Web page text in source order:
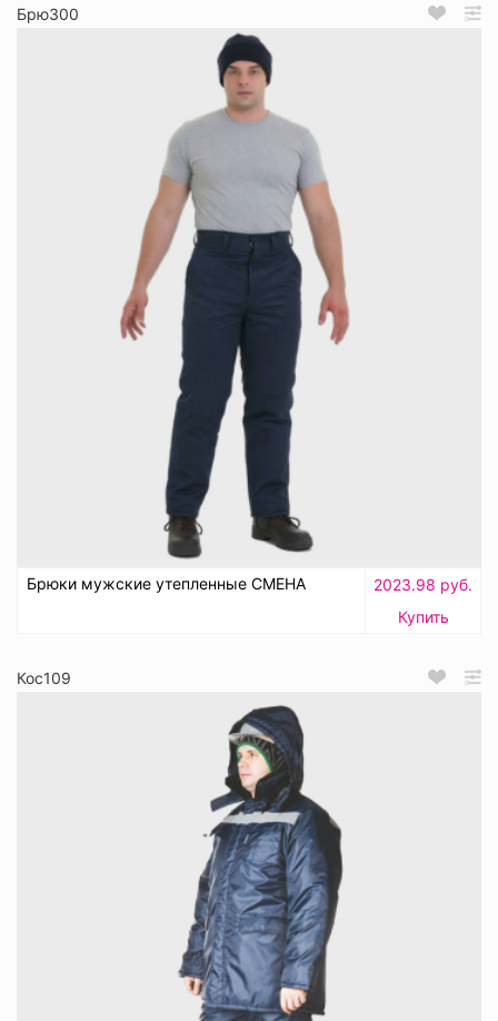
Брю300
Брюки мужские утепленные СМЕНА
2023.98 руб.
Купить
Кос109